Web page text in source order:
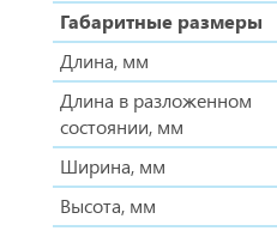
Габаритные размеры
Длина, мм
Длина в разложенном
состоянии, мм
Ширина, мм
Высота, мм